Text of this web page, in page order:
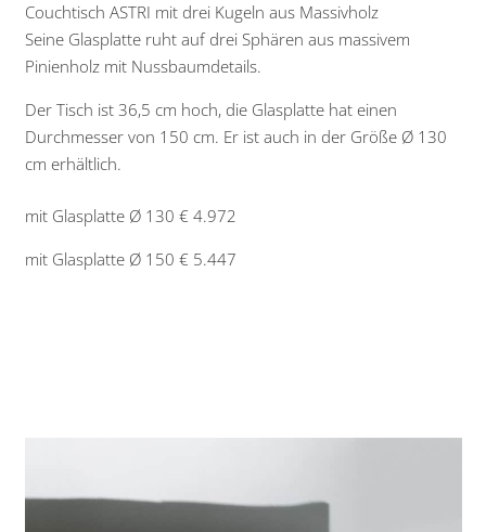
Couchtisch ASTRI mit drei Kugeln aus Massivholz
Seine Glasplatte ruht auf drei Sphären aus massivem
Pinienholz mit Nussbaumdetails.
Der Tisch ist 36,5 cm hoch, die Glasplatte hat einen
Durchmesser von 150 cm. Er ist auch in der Größe Ø 130
cm erhältlich.
mit Glasplatte Ø 130 € 4.972
mit Glasplatte Ø 150 € 5.447